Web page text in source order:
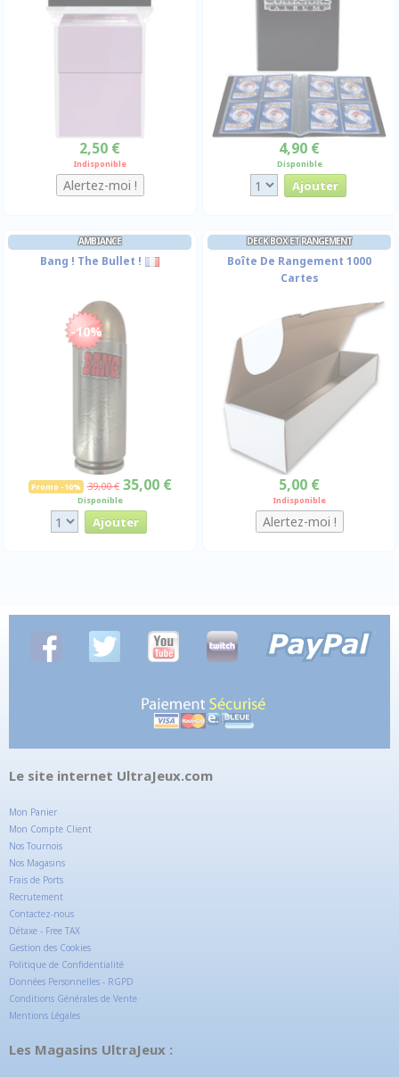
2,50 €
Indisponible
4,90 €
Disponible
AMBIANCE
Bang ! The Bullet !
-10%
Promo -10% 39,00 € 35,00 €
Disponible
DECK BOX ET RANGEMENT
Boîte De Rangement 1000
Cartes
5,00 €
Indisponible
Le site internet UltraJeux.com
Mon Panier
Mon Compte Client
Nos Tournois
Nos Magasins
Frais de Ports
Recrutement
Contactez-nous
Détaxe - Free TAX
Gestion des Cookies
Politique de Confidentialité
Données Personnelles - RGPD
Conditions Générales de Vente
Mentions Légales
Les Magasins UltraJeux :